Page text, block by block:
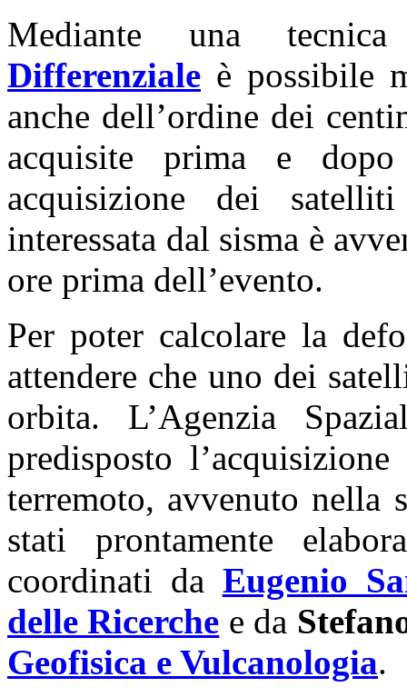
Mediante una
Differenziale è possibile
anche dell’ordine dei
acquisite prima e
acquisizione dei
interessata dal sisma è
ore prima dell’evento.
Per poter calcolare la
attendere che uno dei
orbita. L’Agenzia
predisposto
terremoto, avvenuto nella
stati prontamente
coordinati da Eugenio
delle Ricerche e da
Geofisica e Vulcanologia.